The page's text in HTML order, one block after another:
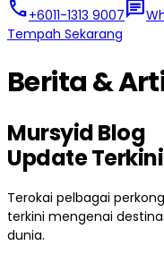
call+6011-1313 9007chat
Tempah Sekarang
Berita &
Mursyid Blog
Update Terkini
Terokai pelbagai
terkini mengenai
dunia.